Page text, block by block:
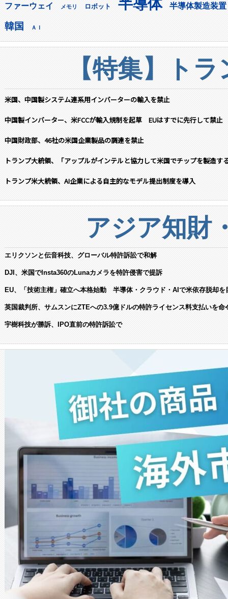
ファーウェイ メモリ ロボット 半導体 半導体製造装置
韓国 ＡＩ
【特集】ト
米国、中国製システム連系用インバーターの輸入を禁止
中国製インバーター、米FCCが輸入規制を起草 EUはすでに先行して禁止
中国財政部、46社の米国企業製品の調達を禁止
トランプ大統領、「アップルがインテルと協力して米国でチップを製造す
トランプ米大統領、AI企業による自主的なモデル提出制度を導入
アジア知財
エリクソンと伝音科技、グローバル特許訴訟で和解
DJI、米国でInsta360のLunaカメラを特許侵害で提訴
EU、「技術主権」確立へ本格始動 半導体・クラウド・AIで米依存脱却を
英国裁判所、サムスンにZTEへの3.9億ドルの特許ライセンス料支払いを命
宇樹科技が勝訴、IPO直前の特許訴訟で